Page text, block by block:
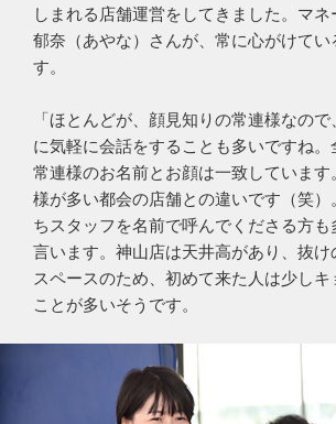
しまれる店舗運営をしてきました。マ
郁奈（あやな）さんが、常に心がけて
す。
「ほとんどが、顔見知りの常連様なの
に気軽に会話をすることも多いですね。
常連様のお名前とお顔は一致していま
様が多い都会の店舗との違いです（笑）
ちスタッフを名前で呼んでくださる方も
言います。神山店は天井高があり、抜
スペースのため、初めて来た人は少しキ
ことが多いそうです。